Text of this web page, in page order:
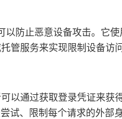
防止恶意设备攻击。它
管服务来实现限制设备访
以通过获取登录凭证来获
试、限制每个请求的外部